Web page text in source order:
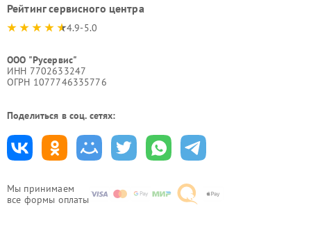
Мы принимаем
все формы оплаты
Рейтинг сервисного центра
4.9-5.0
ООО "Русервис"
ИНН 7702633247
ОГРН 1077746335776
Поделиться в соц. сетях: